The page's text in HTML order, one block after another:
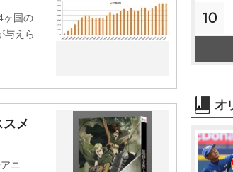
ヶ国の
与えら
メ
ニ
10